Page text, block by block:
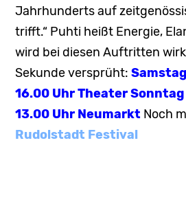
Jahrhunderts auf
trifft.“ Puhti heißt Energie,
wird bei diesen Auftritten
Sekunde versprüht:
16.00 Uhr Theater
13.00 Uhr Neumarkt Noch
Rudolstadt Festival